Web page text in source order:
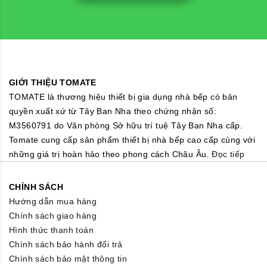
GIỚI THIỆU TOMATE
TOMATE là thương hiệu thiết bị gia dụng nhà bếp có bản
quyền xuất xứ từ Tây Ban Nha theo chứng nhận số:
M3560791 do Văn phòng Sở hữu trí tuệ Tây Ban Nha cấp.
Tomate cung cấp sản phẩm thiết bị nhà bếp cao cấp cùng với
những giá trị hoàn hảo theo phong cách Châu Âu.Đọc tiếp
CHÍNH SÁCH
Hướng dẫn mua hàng
Chính sách giao hàng
Hình thức thanh toán
Chính sách bảo hành đổi trả
Chính sách bảo mật thông tin